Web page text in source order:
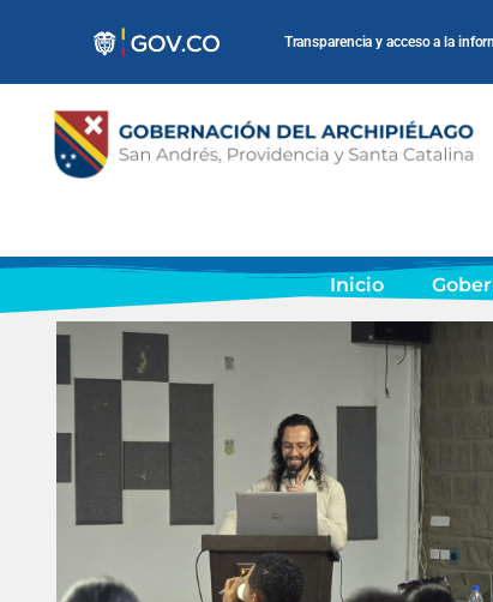
Transparencia y acceso a la
Inicio